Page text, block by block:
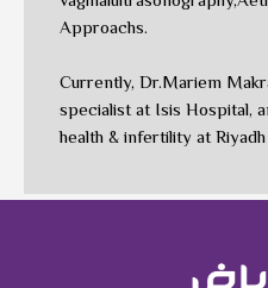
Approachs.
Currently, Dr.Mariem
specialist at Isis Hospital,
health & infertility at